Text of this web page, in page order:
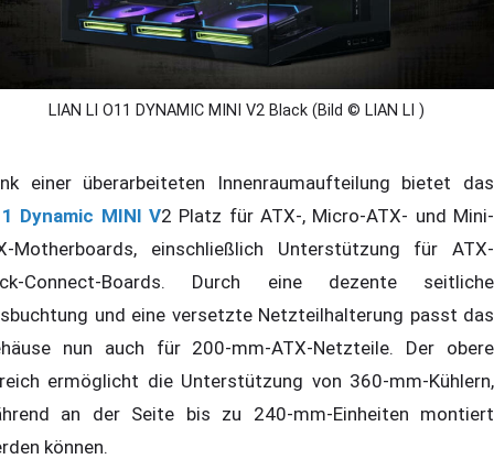
LIAN LI O11 DYNAMIC MINI V2 Black (Bild © LIAN LI )
einer überarbeiteten Innenraumaufteilung bietet das
Dynamic MINI V2 Platz für ATX-, Micro-ATX- und Mini-
Motherboards, einschließlich Unterstützung für ATX-
Connect-Boards. Durch eine dezente seitliche
und eine versetzte Netzteilhalterung passt das
nun auch für 200-mm-ATX-Netzteile. Der obere
ermöglicht die Unterstützung von 360-mm-Kühlern,
an der Seite bis zu 240-mm-Einheiten montiert
können.